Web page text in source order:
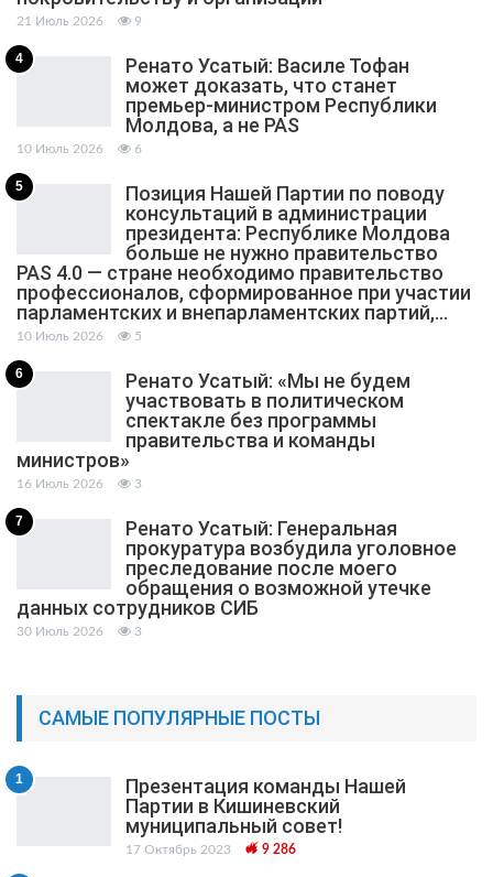
21 Июль 2026 9
4
Ренато Усатый: Василе Тофан
может доказать, что станет
премьер-министром Республики
Молдова, а не PAS
10 Июль 2026 6
5
Позиция Нашей Партии по поводу
консультаций в администрации
президента: Республике Молдова
больше не нужно правительство
PAS 4.0 — стране необходимо правительство
профессионалов, сформированное при участии
парламентских и внепарламентских партий,…
10 Июль 2026 5
6
Ренато Усатый: «Мы не будем
участвовать в политическом
спектакле без программы
правительства и команды
министров»
16 Июль 2026 3
7
Ренато Усатый: Генеральная
прокуратура возбудила уголовное
преследование после моего
обращения о возможной утечке
данных сотрудников СИБ
30 Июль 2026 3
САМЫЕ ПОПУЛЯРНЫЕ ПОСТЫ
1
Презентация команды Нашей
Партии в Кишиневский
муниципальный cовет!
17 Октябрь 2023 9 286